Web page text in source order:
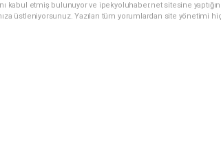
kabul etmiş bulunuyor ve ipekyoluhaber.net sitesine
üstleniyorsunuz. Yazılan tüm yorumlardan site yönetimi